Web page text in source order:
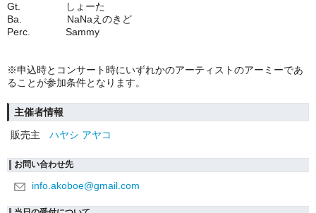
Gt. しょーた
Ba. NaNaえのきど
Perc. Sammy
※申込時とコンサート時にいずれかのアーティストのアーミーであ
ることが参加条件となります。
主催者情報
販売主
ハヤシ アヤコ
お問い合わせ先
info.akoboe@gmail.com